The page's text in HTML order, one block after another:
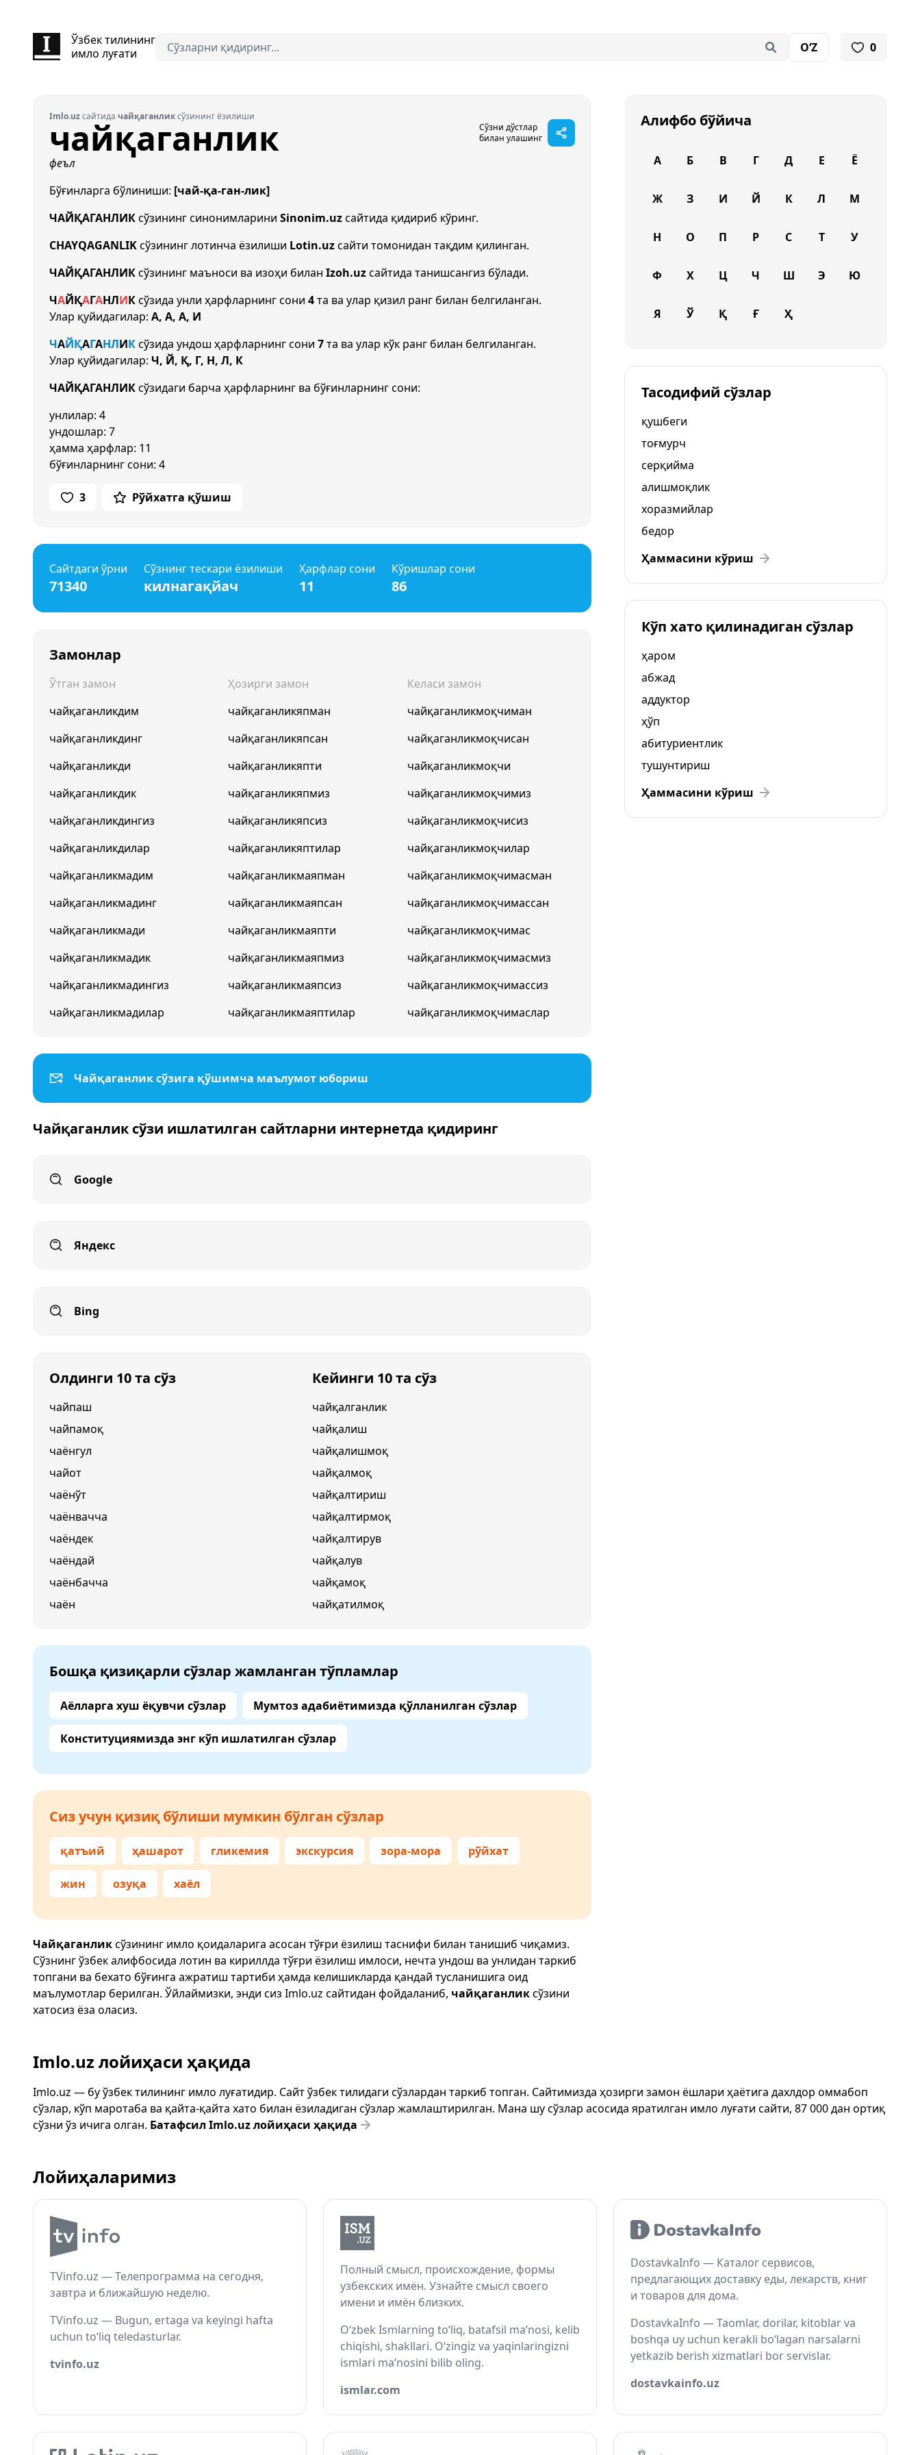
Ўзбек тилининг
имло луғати
O‘Z 0
Imlo.uzсайтида чайқаганликсўзининг ёзилиши
чайқаганлик
Сўзни дўстлар
билан улашинг
феъл
Бўғинларга бўлиниши: [чай-қа-ган-лик]
ЧАЙҚАГАНЛИКсўзининг синонимларини Sinonim.uzсайтида қидириб кўринг.
CHAYQAGANLIKсўзининг лотинча ёзилиши Lotin.uzсайти томонидан тақдим қилинган.
ЧАЙҚАГАНЛИКсўзининг маъноси ва изоҳи билан Izoh.uzсайтида танишсангиз бўлади.
ЧАЙҚАГАНЛИКсўзида унли ҳарфларнинг сони 4та ва улар қизил ранг билан белгиланган.
Улар қуйидагилар: А, А, А, И
ЧАЙҚАГАНЛИКсўзида ундош ҳарфларнинг сони 7та ва улар кўк ранг билан белгиланган.
Улар қуйидагилар: Ч, Й, Қ, Г, Н, Л, К
ЧАЙҚАГАНЛИКсўзидаги барча ҳарфларнинг ва бўғинларнинг сони:
унлилар: 4
ундошлар: 7
ҳамма ҳарфлар: 11
бўғинларнинг сони: 4
3 Рўйхатга қўшиш
Сайтдаги ўрни
71340
Сўзнинг тескари ёзилиши
килнагақйач
Ҳарфлар сони
11
Кўришлар сони
86
Замонлар
Ўтган замон
чайқаганликдим
чайқаганликдинг
чайқаганликди
чайқаганликдик
чайқаганликдингиз
чайқаганликдилар
чайқаганликмадим
чайқаганликмадинг
чайқаганликмади
чайқаганликмадик
чайқаганликмадингиз
чайқаганликмадилар
Ҳозирги замон
чайқаганликяпман
чайқаганликяпсан
чайқаганликяпти
чайқаганликяпмиз
чайқаганликяпсиз
чайқаганликяптилар
чайқаганликмаяпман
чайқаганликмаяпсан
чайқаганликмаяпти
чайқаганликмаяпмиз
чайқаганликмаяпсиз
чайқаганликмаяптилар
Келаси замон
чайқаганликмоқчиман
чайқаганликмоқчисан
чайқаганликмоқчи
чайқаганликмоқчимиз
чайқаганликмоқчисиз
чайқаганликмоқчилар
чайқаганликмоқчимасман
чайқаганликмоқчимассан
чайқаганликмоқчимас
чайқаганликмоқчимасмиз
чайқаганликмоқчимассиз
чайқаганликмоқчимаслар
Чайқаганлик сўзига қўшимча маълумот юбориш
Чайқаганлик сўзи ишлатилган сайтларни интернетда қидиринг
Google
Яндекс
Bing
Олдинги 10 та сўз
чайпаш
чайпамоқ
чаёнгул
чайот
чаёнўт
чаёнвачча
чаёндек
чаёндай
чаёнбачча
чаён
Кейинги 10 та сўз
чайқалганлик
чайқалиш
чайқалишмоқ
чайқалмоқ
чайқалтириш
чайқалтирмоқ
чайқалтирув
чайқалув
чайқамоқ
чайқатилмоқ
Бошқа қизиқарли сўзлар жамланган тўпламлар
Аёлларга хуш ёқувчи сўзлар Мумтоз адабиётимизда қўлланилган сўзлар
Конституциямизда энг кўп ишлатилган сўзлар
Сиз учун қизиқ бўлиши мумкин бўлган сўзлар
қатъий ҳашарот гликемия экскурсия зора-мора рўйхат
жин озуқа хаёл
Чайқаганликсўзининг имло қоидаларига асосан тўғри ёзилиш таснифи билан танишиб чиқамиз.
Сўзнинг ўзбек алифбосида лотин ва кириллда тўғри ёзилиш имлоси, нечта ундош ва унлидан таркиб
топгани ва бехато бўғинга ажратиш тартиби ҳамда келишикларда қандай тусланишига оид
маълумотлар берилган. Ўйлаймизки, энди сиз Imlo.uz сайтидан фойдаланиб, чайқаганликсўзини
хатосиз ёза оласиз.
Алифбо бўйича
А Б В Г Д Е Ё
Ж З И Й К Л М
Н О П Р С Т У
Ф Х Ц Ч Ш Э Ю
Я Ў Қ Ғ Ҳ
Тасодифий сўзлар
қушбеги
тоғмурч
серқийма
алишмоқлик
хоразмийлар
бедор
Ҳаммасини кўриш
Кўп хато қилинадиган сўзлар
ҳаром
абжад
аддуктор
ҳўп
абитуриентлик
тушунтириш
Ҳаммасини кўриш
Imlo.uz лойиҳаси ҳақида
Imlo.uz — бу ўзбек тилининг имло луғатидир. Сайт ўзбек тилидаги сўзлардан таркиб топган. Сайтимизда ҳозирги замон ёшлари ҳаётига дахлдор оммабоп
сўзлар, кўп маротаба ва қайта-қайта хато билан ёзиладиган сўзлар жамлаштирилган. Мана шу сўзлар асосида яратилган имло луғати сайти, 87 000 дан ортиқ
сўзни ўз ичига олган. Батафсил Imlo.uz лойиҳаси ҳақида
Лойиҳаларимиз
TVinfo.uz — Телепрограмма на сегодня,
завтра и ближайшую неделю.
TVinfo.uz — Bugun, ertaga va keyingi hafta
uchun to‘liq teledasturlar.
tvinfo.uz
Полный смысл, происхождение, формы
узбекских имён. Узнайте смысл своего
имени и имён близких.
O‘zbek Ismlarning to‘liq, batafsil ma’nosi, kelib
chiqishi, shakllari. O‘zingiz va yaqinlaringizni
ismlari ma’nosini bilib oling.
ismlar.com
DostavkaInfo — Каталог сервисов,
предлагающих доставку еды, лекарств, книг
и товаров для дома.
DostavkaInfo — Taomlar, dorilar, kitoblar va
boshqa uy uchun kerakli bo‘lagan narsalarni
yetkazib berish xizmatlari bor servislar.
dostavkainfo.uz